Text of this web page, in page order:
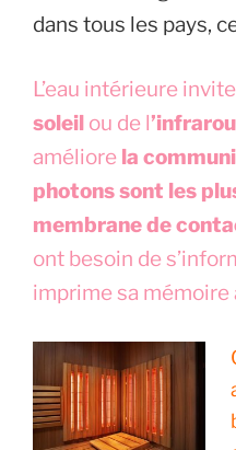
dans tous les pays,
L’eau intérieure
soleil ou de l
améliore la
photons sont les
membrane de
ont besoin de
imprime sa mémoire